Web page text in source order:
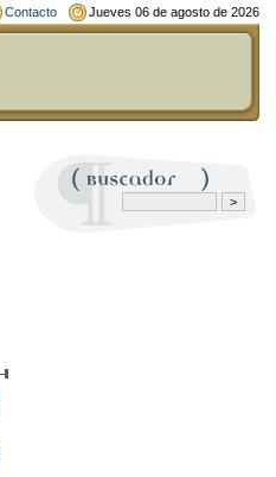
Contacto Jueves 06 de agosto de 2026